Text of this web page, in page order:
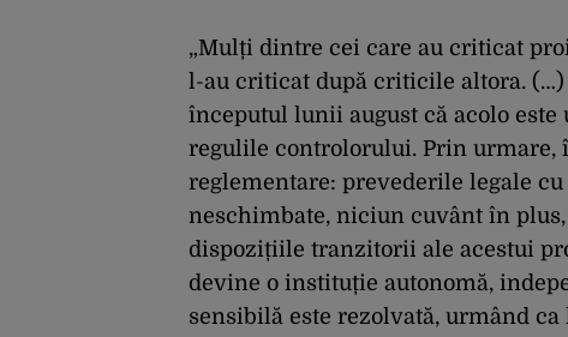
„Mulți dintre cei care au criticat
l-au criticat după criticile altora.
începutul lunii august că acolo
regulile controlorului. Prin urmare,
reglementare: prevederile legale
neschimbate, niciun cuvânt în
dispozițiile tranzitorii ale acestui
devine o instituție autonomă,
sensibilă este rezolvată, urmând